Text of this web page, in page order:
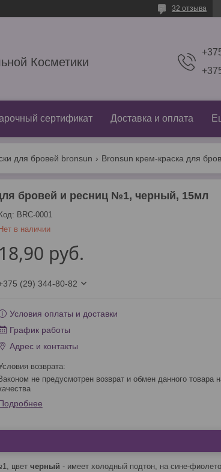
32 отзыва
Косметики
сертификат Доставка и оплата
для бровей bronsun
бровей и ресниц №1, черный, 15мл
Нет в наличии
Код: BRC-0001
18,90 руб.
(29) 344-80-82
Условия оплаты и доставки
График работы
Адрес и контакты
товара надлежащего
цвет черный - имеет холодный подтон, на сине-